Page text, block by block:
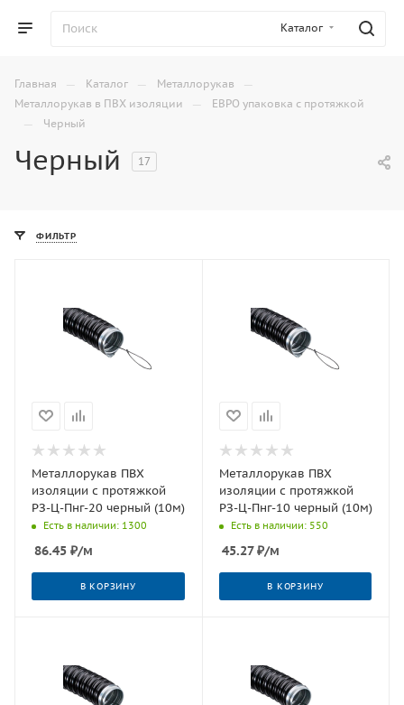
Каталог
Главная — Каталог — Металлорукав —
Металлорукав в ПВХ изоляции — ЕВРО упаковка с протяжкой
— Черный
Черный 17
ФИЛЬТР
Металлорукав ПВХ
изоляции с протяжкой
РЗ-Ц-Пнг-20 черный (10м)
Есть в наличии: 1300
86.45 ₽/м
В КОРЗИНУ
Металлорукав ПВХ
изоляции с протяжкой
РЗ-Ц-Пнг-10 черный (10м)
Есть в наличии: 550
45.27₽/м
В КОРЗИНУ